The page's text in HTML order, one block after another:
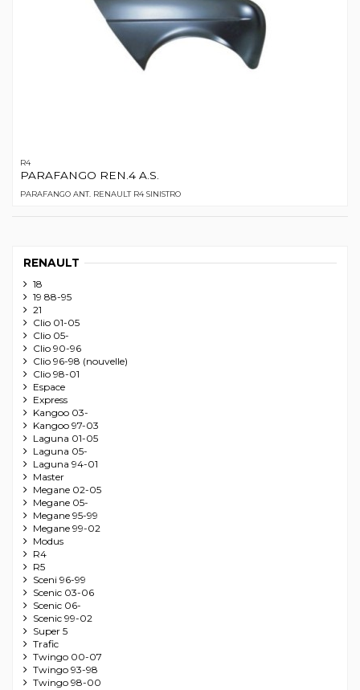
R4
PARAFANGO REN.4 A.S.
PARAFANGO ANT. RENAULT R4 SINISTRO
RENAULT
18
19 88-95
21
Clio 01-05
Clio 05-
Clio 90-96
Clio 96-98 (nouvelle)
Clio 98-01
Espace
Express
Kangoo 03-
Kangoo 97-03
Laguna 01-05
Laguna 05-
Laguna 94-01
Master
Megane 02-05
Megane 05-
Megane 95-99
Megane 99-02
Modus
R4
R5
Sceni 96-99
Scenic 03-06
Scenic 06-
Scenic 99-02
Super 5
Trafic
Twingo 00-07
Twingo 93-98
Twingo 98-00